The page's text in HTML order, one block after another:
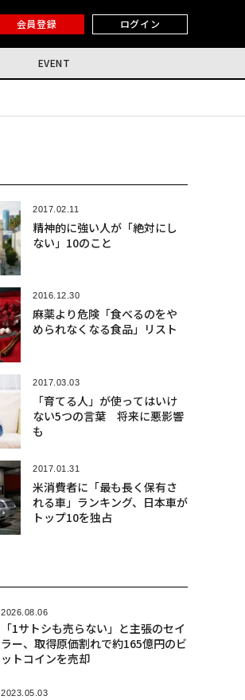
会員登録 ログイン
EVENT
2017.02.11
精神的に強い人が「絶対にし
ない」10のこと
2016.12.30
麻薬より危険「食べるのをや
められなくなる食品」リスト
2017.03.03
「育てる人」が使ってはいけ
ない5つの言葉 将来に悪影響
も
2017.01.31
米消費者に「最も長く保有さ
れる車」ランキング、日本車が
トップ10を独占
2026.08.06
「1サトシも売らない」と主張のセイ
ラー、取得原価割れで約165億円のビ
ットコインを売却
2023.05.03